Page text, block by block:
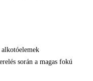
során a magas fokú